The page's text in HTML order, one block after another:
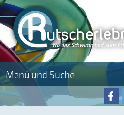
Menü und Suche